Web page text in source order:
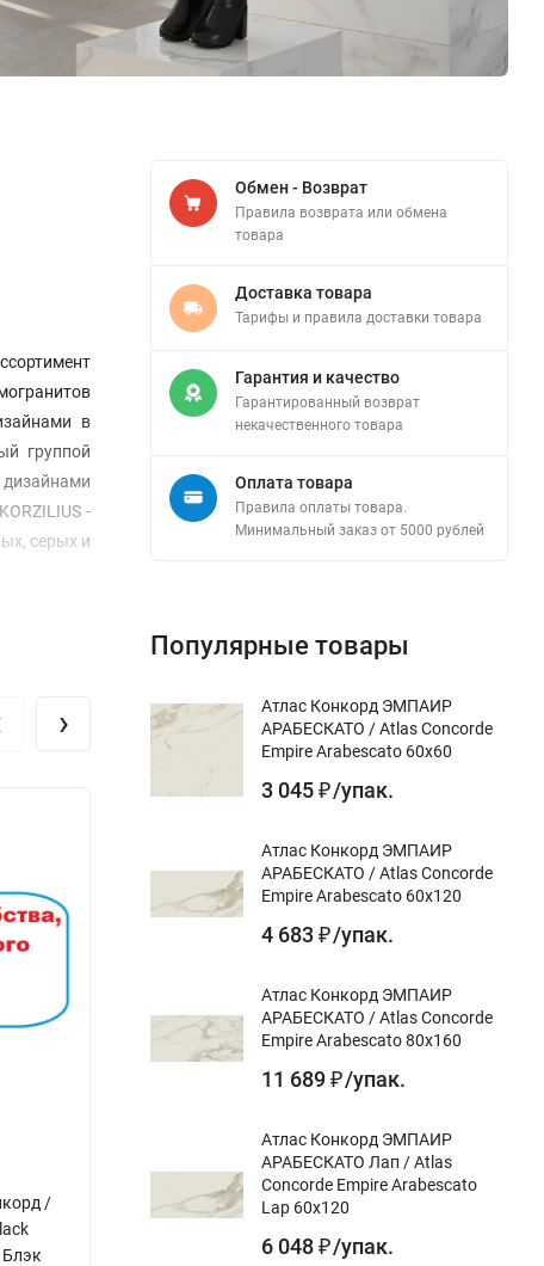
в
группой
-
серых и
/
Керамическая плитка Атлас Конкорд /
Jade Herringbone Mosaic / Супернова
›
Обмен - Возврат
Правила возврата или обмена
товара
Доставка товара
Тарифы и правила доставки товара
Гарантия и качество
Гарантированный возврат
некачественного товара
Оплата товара
Правила оплаты товара.
Минимальный заказ от 5000 рублей
Популярные товары
Атлас Конкорд ЭМПАИР
АРАБЕСКАТО / Atlas Concorde
Empire Arabescato 60x60
3 045 ₽/упак.
Атлас Конкорд ЭМПАИР
АРАБЕСКАТО / Atlas Concorde
Empire Arabescato 60x120
4 683 ₽/упак.
Атлас Конкорд ЭМПАИР
АРАБЕСКАТО / Atlas Concorde
Empire Arabescato 80x160
11 689 ₽/упак.
Атлас Конкорд ЭМПАИР
АРАБЕСКАТО Лап / Atlas
Concorde Empire Arabescato
Lap 60x120
6 048 ₽/упак.